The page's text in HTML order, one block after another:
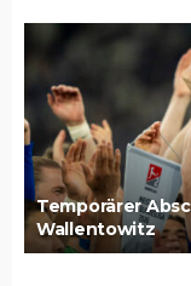
Temporärer
Wallentowitz